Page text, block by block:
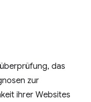
das
zur
ihrer Websites